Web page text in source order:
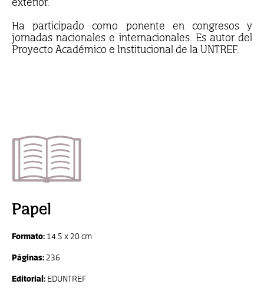
Ha participado como ponente en congresos y
jornadas nacionales e internacionales. Es autor del
Proyecto Académico e Institucional de la UNTREF.
Papel
Formato: 14.5 x 20 cm
Páginas: 236
Editorial: EDUNTREF